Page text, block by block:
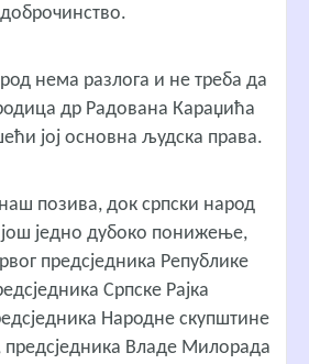
доброчинство.
нема разлога и не треба да
др Радована Караџића
јој основна људска права.
позива, док српски народ
једно дубоко понижење,
предсједника Републике
Српске Рајка
Народне скупштине
предсједника Владе Милорада